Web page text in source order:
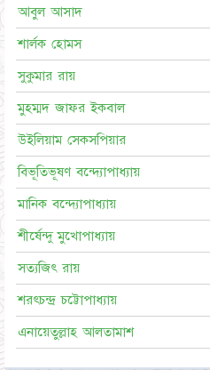
আবুল আসাদ
শার্লক হোমস
সুকুমার রায়
মুহম্মদ জাফর ইকবাল
উইলিয়াম সেকসপিয়ার
বিভূতিভূষণ বন্দ্যোপাধ্যায়
মানিক বন্দ্যোপাধ্যায়
শীর্ষেন্দু মুখোপাধ্যায়
সত্যজিৎ রায়
শরৎচন্দ্র চট্টোপাধ্যায়
এনায়েতুল্লাহ আলতামাশ